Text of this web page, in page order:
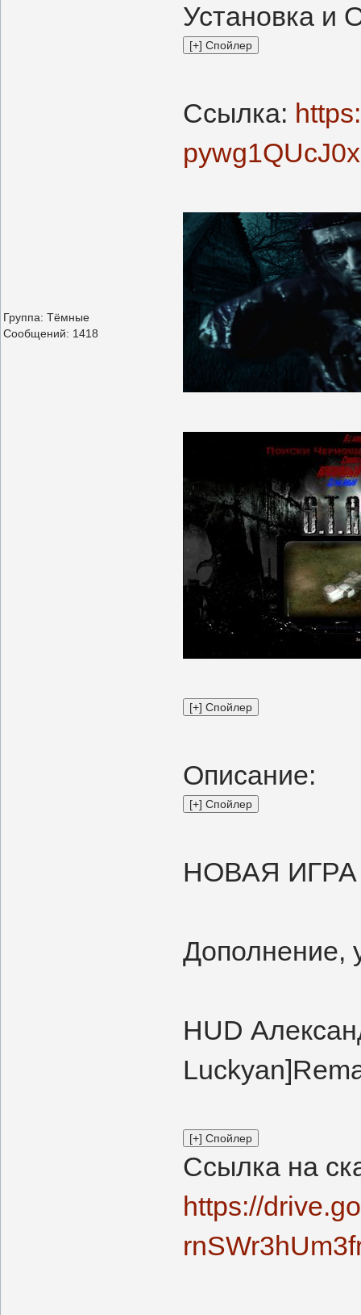
Группа: Тёмные
Сообщений: 1418
Установка и
Ссылка:
Описание:
НОВАЯ
Дополнение,
HUD
Ссылка на
https://